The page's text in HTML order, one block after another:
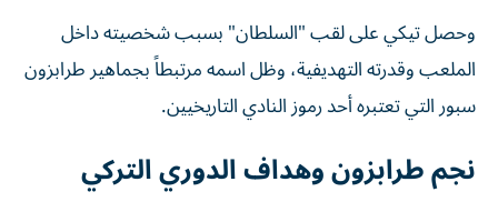
وحصل تيكي على لقب "السلطان" بسبب شخصيته داخل
الملعب وقدرته التهديفية، وظل اسمه مرتبطاً بجماهير طرابزون
سبور التي تعتبره أحد رموز النادي التاريخيين.
نجم طرابزون وهداف الدوري التركي